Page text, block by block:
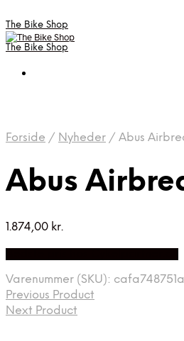
The Bike Shop
The Bike Shop
Forside / Nyheder / Abus
Abus
1.874,00 kr.
Varenummer (SKU):
Previous Product
Next Product